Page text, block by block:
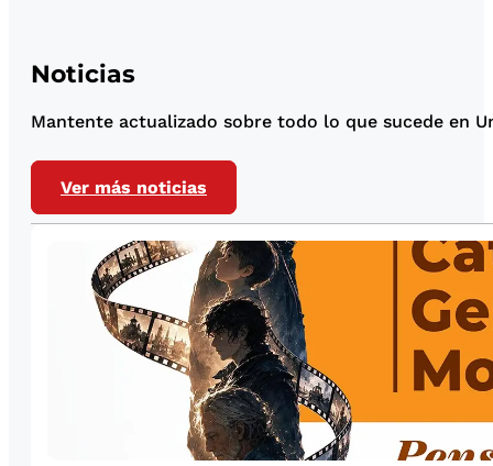
Noticias
Mantente actualizado sobre todo lo que sucede en
Ver más noticias